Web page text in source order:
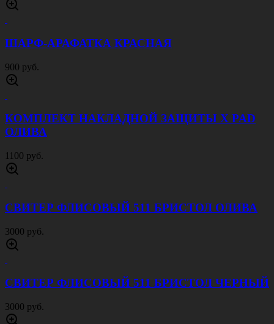
ШАРФ-АРАФАТКА КРАСНАЯ
900 руб.
КОМПЛЕКТ НАКЛАДНОЙ ЗАЩИТЫ X PAD
ОЛИВА
1100 руб.
СВИТЕР ФЛИСОВЫЙ 511 БРИСТОЛ ОЛИВА
3000 руб.
СВИТЕР ФЛИСОВЫЙ 511 БРИСТОЛ ЧЕРНЫЙ
3000 руб.